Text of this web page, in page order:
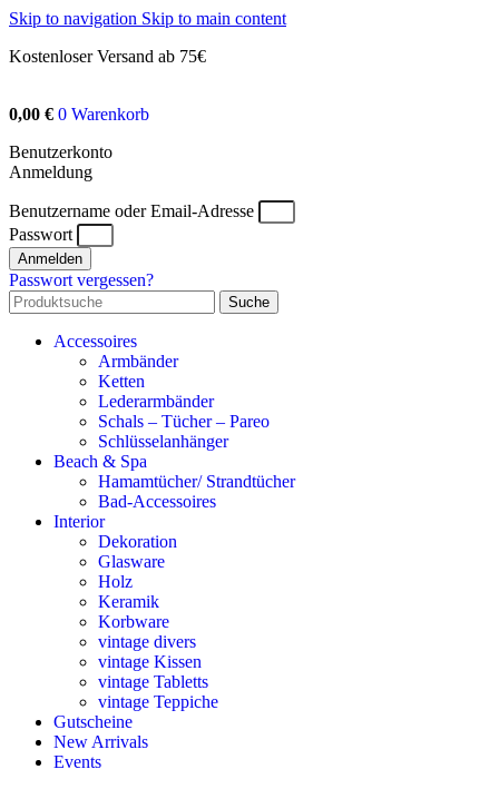
Skip to navigation Skip to main content
Kostenloser Versand ab 75€
0,00 € 0 Warenkorb
Benutzerkonto
Anmeldung
Benutzername oder Email-Adresse
Passwort
Anmelden
Passwort vergessen?
Suche
Accessoires
Armbänder
Ketten
Lederarmbänder
Schals – Tücher – Pareo
Schlüsselanhänger
Beach & Spa
Hamamtücher/ Strandtücher
Bad-Accessoires
Interior
Dekoration
Glasware
Holz
Keramik
Korbware
vintage divers
vintage Kissen
vintage Tabletts
vintage Teppiche
Gutscheine
New Arrivals
Events